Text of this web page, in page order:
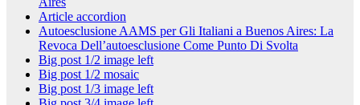
Article accordion
Autoesclusione AAMS per Gli Italiani a Buenos Aires: La
Revoca Dell’autoesclusione Come Punto Di Svolta
Big post 1/2 image left
Big post 1/2 mosaic
Big post 1/3 image left